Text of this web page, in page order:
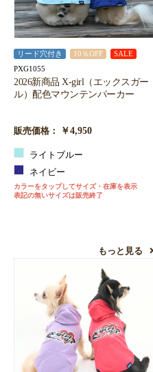
リード穴付き 10％OFF SALE
PXG1055
2026新商品 X-girl（エックスガー
ル）配色マウンテンパーカー
販売価格： ￥4,950
ライトブルー
ネイビー
カラーをタップしてサイズ・在庫を表示
表記の無いサイズは販売終了
もっと見る